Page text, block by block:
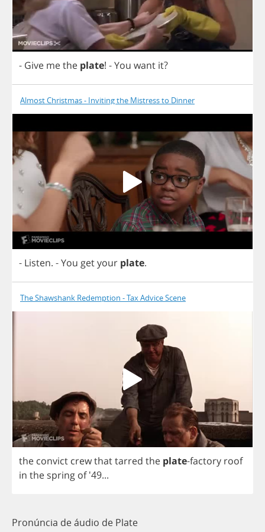
- Give methe plate! -You want it?
Almost Christmas - Inviting the Mistress to Dinner
- Listen. -You getyour plate.
The Shawshank Redemption - Tax Advice Scene
the convict crewthattarred the plate-factory roof
in the spring of'49...
Pronúncia de áudio de Plate